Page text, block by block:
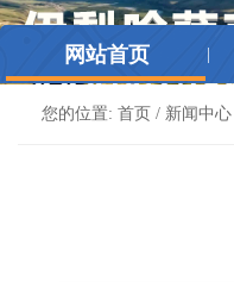
网站首页
您的位置: 首页 / 新闻中心